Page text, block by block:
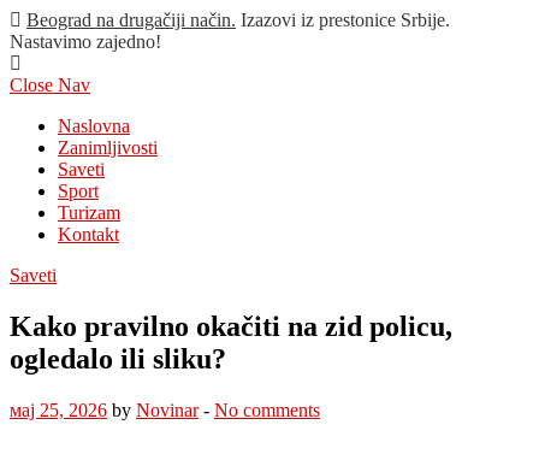
Beograd na drugačiji način. Izazovi iz prestonice Srbije.
Nastavimo zajedno!
Close Nav
Naslovna
Zanimljivosti
Saveti
Sport
Turizam
Kontakt
Saveti
Kako pravilno okačiti na zid policu,
ogledalo ili sliku?
мај 25, 2026 by Novinar- No comments